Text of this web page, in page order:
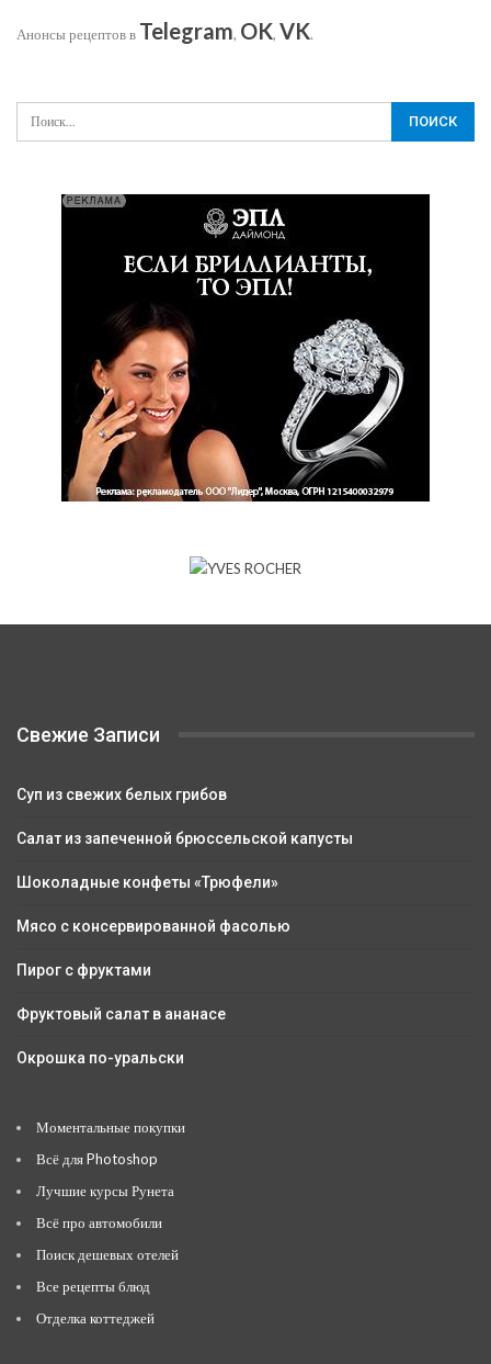
Анонсы рецептов в Telegram, OK, VK.
Свежие Записи
Суп из свежих белых грибов
Салат из запеченной брюссельской капусты
Шоколадные конфеты «Трюфели»
Мясо с консервированной фасолью
Пирог с фруктами
Фруктовый салат в ананасе
Окрошка по-уральски
Моментальные покупки
Всё для Photoshop
Лучшие курсы Рунета
Всё про автомобили
Поиск дешевых отелей
Все рецепты блюд
Отделка коттеджей